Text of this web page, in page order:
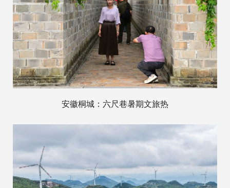
安徽桐城：六尺巷暑期文旅热